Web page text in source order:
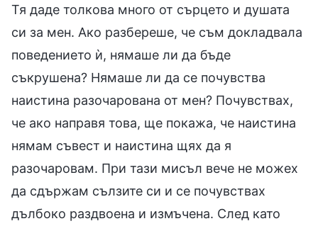
Тя даде толкова много от сърцето и душата
си за мен. Ако разбереше, че съм докладвала
поведението ѝ, нямаше ли да бъде
съкрушена? Нямаше ли да се почувства
наистина разочарована от мен? Почувствах,
че ако направя това, ще покажа, че наистина
нямам съвест и наистина щях да я
разочаровам. При тази мисъл вече не можех
да сдържам сълзите си и се почувствах
дълбоко раздвоена и измъчена. След като